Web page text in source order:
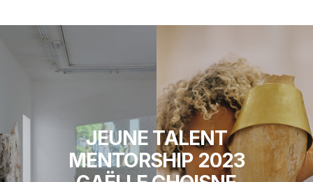
JEUNE TALENT
MENTORSHIP 2023